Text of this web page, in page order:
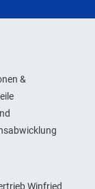
&
Winfried